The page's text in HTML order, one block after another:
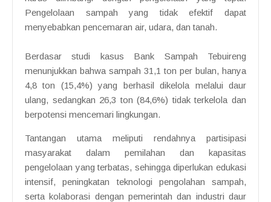
Pengelolaan sampah yang tidak efektif dapat
menyebabkan pencemaran air, udara, dan tanah.
Berdasar studi kasus Bank Sampah Tebuireng
menunjukkan bahwa sampah 31,1 ton per bulan, hanya
4,8 ton (15,4%) yang berhasil dikelola melalui daur
ulang, sedangkan 26,3 ton (84,6%) tidak terkelola dan
berpotensi mencemari lingkungan.
Tantangan utama meliputi rendahnya partisipasi
masyarakat dalam pemilahan dan kapasitas
pengelolaan yang terbatas, sehingga diperlukan edukasi
intensif, peningkatan teknologi pengolahan sampah,
serta kolaborasi dengan pemerintah dan industri daur